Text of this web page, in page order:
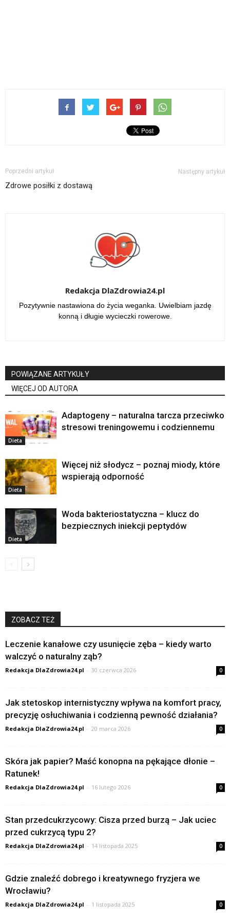
Poprzedni artykuł
Zdrowe posiłki z dostawą
Następny artykuł
Redakcja DlaZdrowia24.pl
Pozytywnie nastawiona do życia weganka. Uwielbiam jazdę
konną i długie wycieczki rowerowe.
POWIĄZANE ARTYKUŁY
WIĘCEJ OD AUTORA
Dieta
Adaptogeny – naturalna tarcza przeciwko
stresowi treningowemu i codziennemu
Dieta
Więcej niż słodycz – poznaj miody, które
wspierają odporność
Dieta
Woda bakteriostatyczna – klucz do
bezpiecznych iniekcji peptydów
ZOBACZ TEŻ
Leczenie kanałowe czy usunięcie zęba – kiedy warto
walczyć o naturalny ząb?
Redakcja DlaZdrowia24.pl - 30 czerwca 2026 0
Jak stetoskop internistyczny wpływa na komfort pracy,
precyzję osłuchiwania i codzienną pewność działania?
Redakcja DlaZdrowia24.pl - 20 marca 2026 0
Skóra jak papier? Maść konopna na pękające dłonie –
Ratunek!
Redakcja DlaZdrowia24.pl - 16 lutego 2026 0
Stan przedcukrzycowy: Cisza przed burzą – Jak uciec
przed cukrzycą typu 2?
Redakcja DlaZdrowia24.pl - 14 listopada 2025 0
Gdzie znaleźć dobrego i kreatywnego fryzjera we
Wrocławiu?
Redakcja DlaZdrowia24.pl - 1 listopada 2025 0